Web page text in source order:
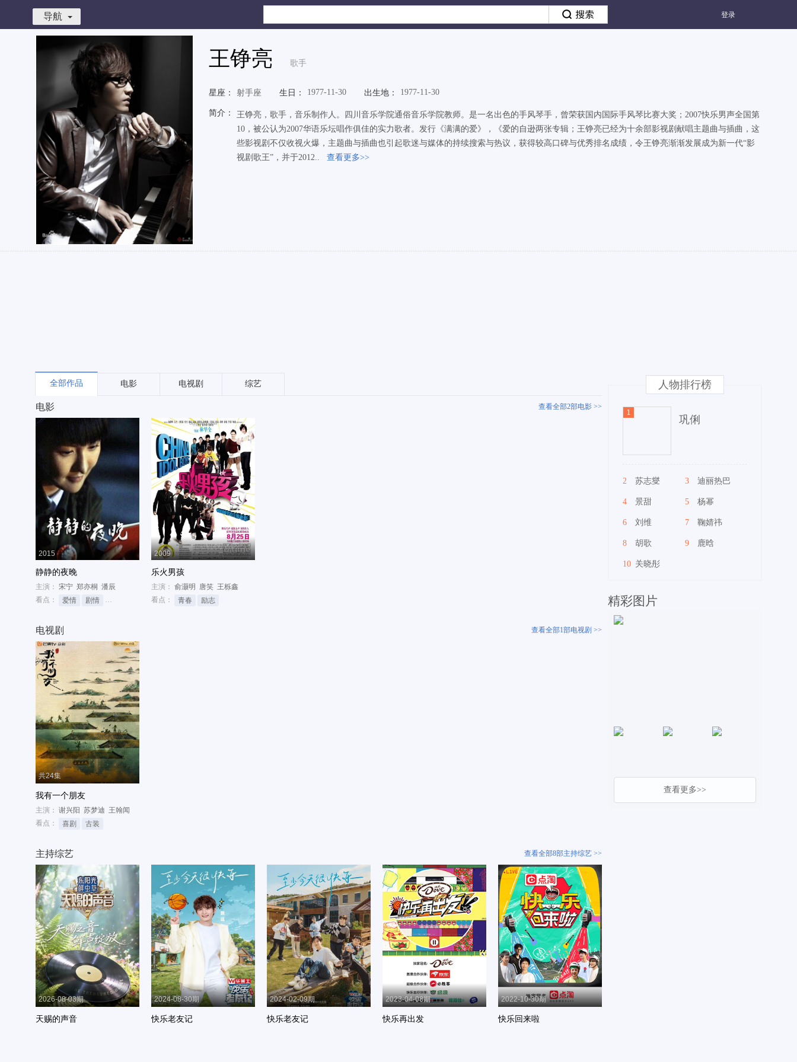
登录
导航
王铮亮 歌手
星座： 射手座 生日： 1977-11-30 出生地： 1977-11-30
简介：
王铮亮，歌手，音乐制作人。四川音乐学院通俗音乐学院教师。是一名出色的手风琴手，曾荣获国内国际手风琴比赛大奖；2007快乐男声全国第
10，被公认为2007华语乐坛唱作俱佳的实力歌者。发行《满满的爱》，《爱的自逊两张专辑；王铮亮已经为十余部影视剧献唱主题曲与插曲，这
些影视剧不仅收视火爆，主题曲与插曲也引起歌迷与媒体的持续搜索与热议，获得较高口碑与优秀排名成绩，令王铮亮渐渐发展成为新一代“影
视剧歌王”，并于2012..
查看更多>>
全部作品 电影 电视剧 综艺
电影 查看全部2部电影 >>
2015
静静的夜晚
主演： 宋宁 郑亦桐 潘辰
看点：
爱情 剧情 网络大电影
2009
乐火男孩
主演： 俞灏明 唐笑 王栎鑫
看点：
青春 励志
电视剧 查看全部1部电视剧 >>
共24集
我有一个朋友
主演： 谢兴阳 苏梦迪 王翰闻
看点：
喜剧 古装
主持综艺 查看全部8部主持综艺 >>
2026-08-03期
天赐的声音
2024-08-30期
快乐老友记
2024-02-09期
快乐老友记
2023-04-08期
快乐再出发
2022-10-30期
快乐回来啦
人物排行榜
巩俐
2 苏志燮 3 迪丽热巴
4 景甜 5 杨幂
6 刘维 7 鞠婧祎
8 胡歌 9 鹿晗
10 关晓彤
精彩图片
查看更多>>